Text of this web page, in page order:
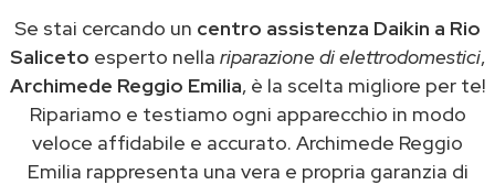
Se stai cercando un centro assistenza Daikin a Rio
Saliceto esperto nella riparazione di elettrodomestici,
Archimede Reggio Emilia, è la scelta migliore per te!
Ripariamo e testiamo ogni apparecchio in modo
veloce affidabile e accurato. Archimede Reggio
Emilia rappresenta una vera e propria garanzia di